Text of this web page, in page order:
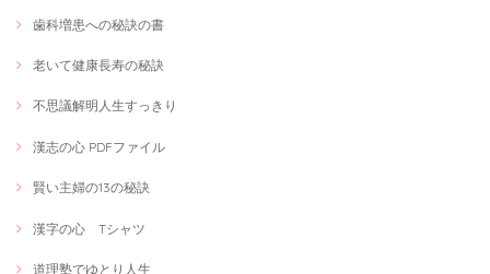
歯科増患への秘訣の書
老いて健康長寿の秘訣
不思議解明人生すっきり
漢志の心 PDFファイル
賢い主婦の13の秘訣
漢字の心 Tシャツ
道理塾でゆとり人生